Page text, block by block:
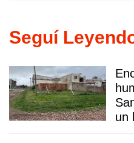
Seguí
un